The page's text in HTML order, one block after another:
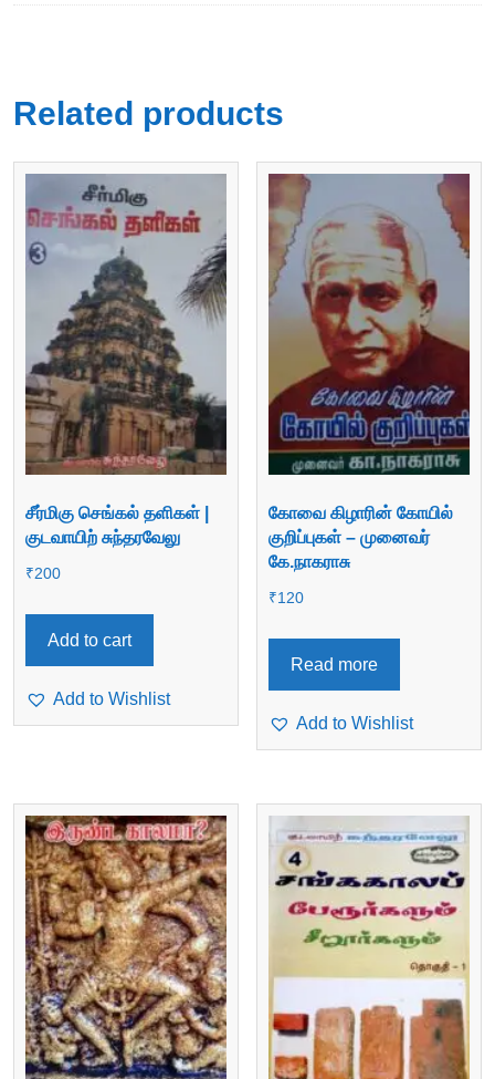
Related products
சீர்மிகு செங்கல் தளிகள் |
குடவாயிற் சுந்தரவேலு
₹200
Add to cart
Add to Wishlist
கோவை கிழாரின் கோயில்
குறிப்புகள் – முனைவர்
கே.நாகராசு
₹120
Read more
Add to Wishlist